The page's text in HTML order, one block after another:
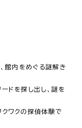
館内をめぐる謎解き
ドを探し出し、謎を
ワクの探偵体験で